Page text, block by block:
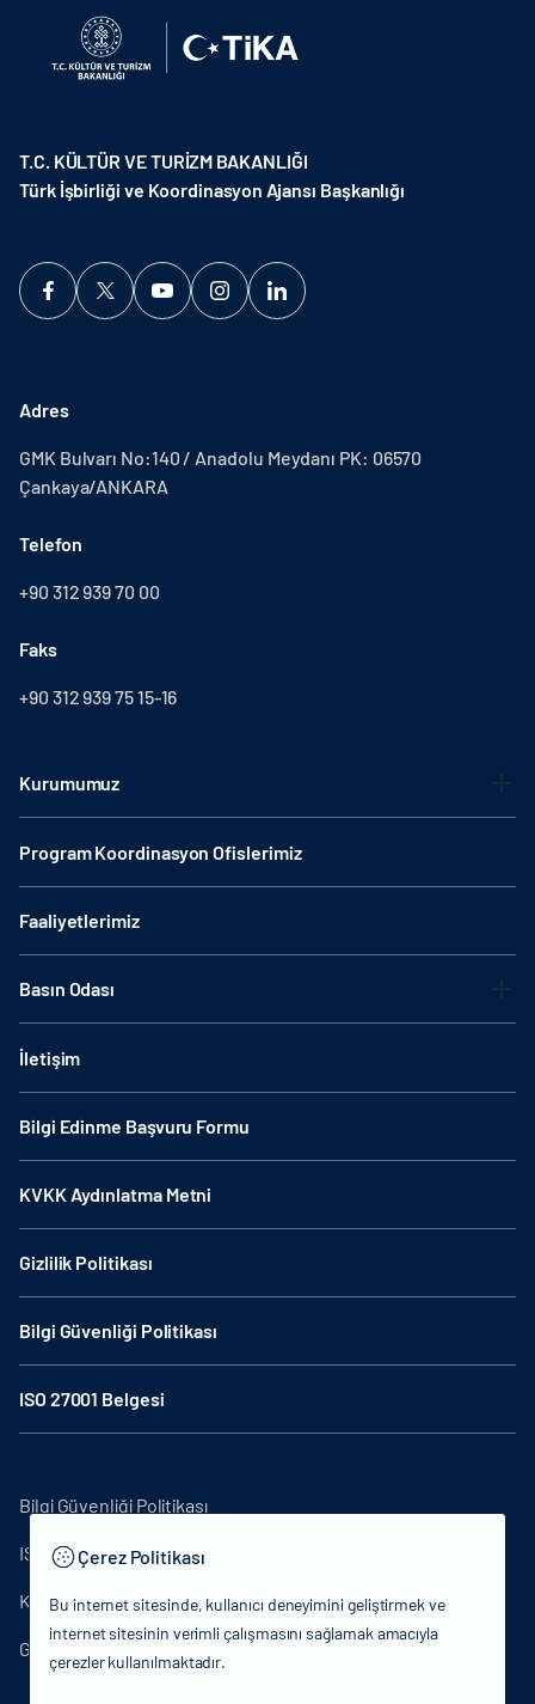
T.C. KÜLTÜR VE TURİZM BAKANLIĞI
Türk İşbirliği ve Koordinasyon Ajansı Başkanlığı
Adres
GMK Bulvarı No:140 / Anadolu Meydanı PK: 06570
Çankaya/ANKARA
Telefon
+90 312 939 70 00
Faks
+90 312 939 75 15-16
Kurumumuz
Program Koordinasyon Ofislerimiz
Faaliyetlerimiz
Basın Odası
İletişim
Bilgi Edinme Başvuru Formu
KVKK Aydınlatma Metni
Gizlilik Politikası
Bilgi Güvenliği Politikası
ISO 27001 Belgesi
Bilgi Güvenliği Politikası
ISO27001
KVKK Aydınlatma Metni
Gizlilik Politikası
Çerez Politikası
Bu internet sitesinde, kullanıcı deneyimini geliştirmek ve
internet sitesinin verimli çalışmasını sağlamak amacıyla
çerezler kullanılmaktadır.